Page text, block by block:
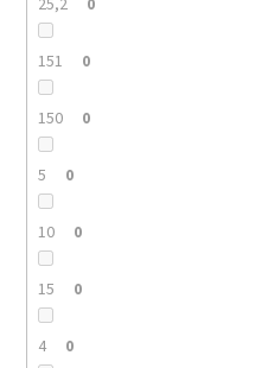
0
151 0
150 0
5 0
10 0
15 0
4 0